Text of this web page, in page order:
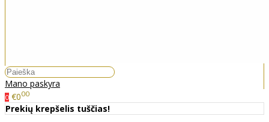
Mano paskyra
0 €000
Prekių krepšelis tuščias!